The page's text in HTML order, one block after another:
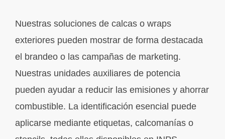
Nuestras soluciones de calcas o wraps
exteriores pueden mostrar de forma destacada
el brandeo o las campañas de marketing.
Nuestras unidades auxiliares de potencia
pueden ayudar a reducir las emisiones y ahorrar
combustible. La identificación esencial puede
aplicarse mediante etiquetas, calcomanías o